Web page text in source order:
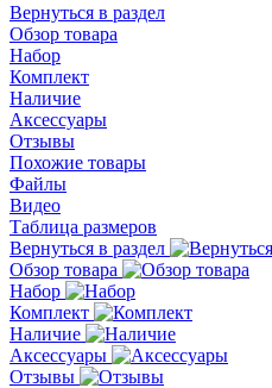
Вернуться в раздел
Обзор товара
Набор
Комплект
Наличие
Аксессуары
Отзывы
Похожие товары
Файлы
Видео
Таблица размеров
Вернуться в раздел
Обзор товара
Набор
Комплект
Наличие
Аксессуары
Отзывы